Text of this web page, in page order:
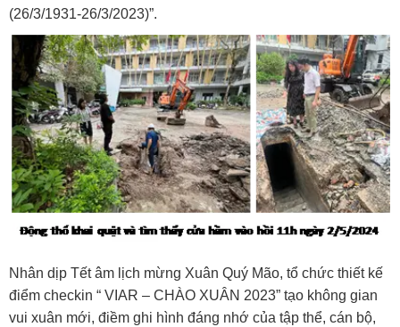
(26/3/1931-26/3/2023)”.
Nhân dịp Tết âm lịch mừng Xuân Quý Mão, tổ chức thiết kế
điểm checkin “ VIAR – CHÀO XUÂN 2023” tạo không gian
vui xuân mới, điềm ghi hình đáng nhớ của tập thể, cán bộ,